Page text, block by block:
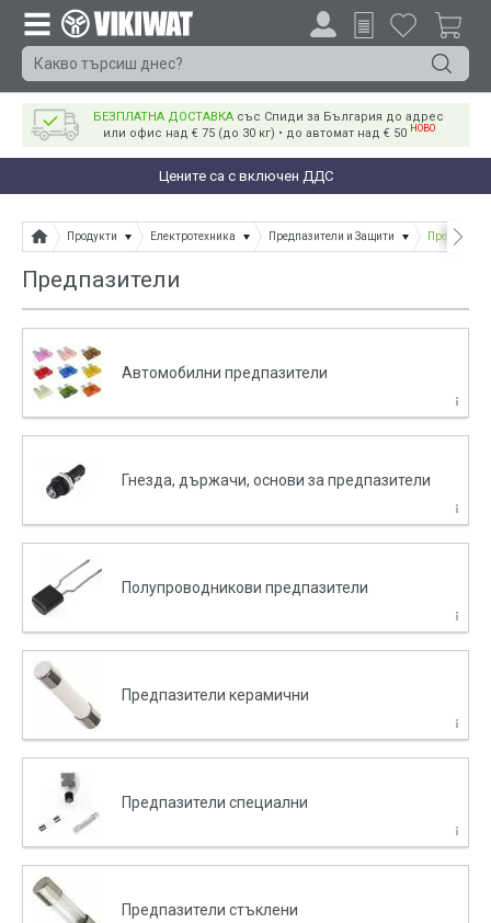
БЕЗПЛАТНА ДОСТАВКА със Спиди за България до адрес
или офис над € 75 (до 30 кг) • до автомат над € 50 НОВО
Цените са с включен ДДС
Продукти Електротехника Предпазители и Защити
Предпазители
Автомобилни предпазители
Гнезда, държачи, основи за предпазители
Полупроводникови предпазители
Предпазители керамични
Предпазители специални
Предпазители стъклени